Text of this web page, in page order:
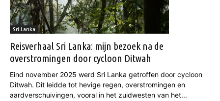
Sri Lanka
Reisverhaal Sri Lanka: mijn bezoek na de
overstromingen door cycloon Ditwah
Eind november 2025 werd Sri Lanka getroffen door cycloon
Ditwah. Dit leidde tot hevige regen, overstromingen en
aardverschuivingen, vooral in het zuidwesten van het...